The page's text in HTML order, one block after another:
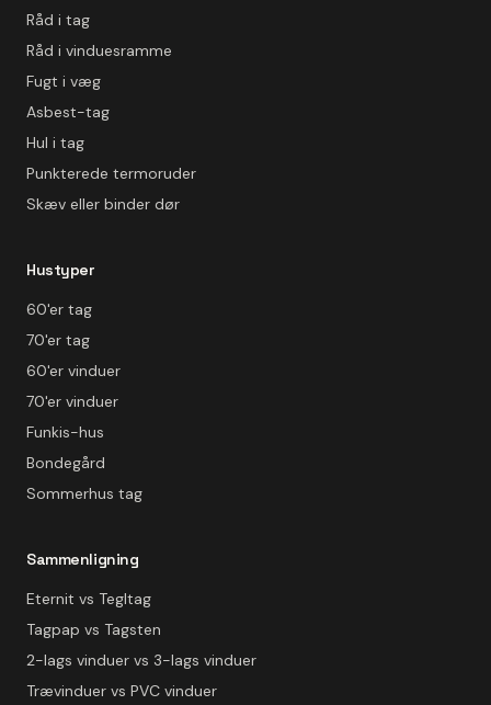
Råd i tag
Råd i vinduesramme
Fugt i væg
Asbest-tag
Hul i tag
Punkterede termoruder
Skæv eller binder dør
Hustyper
60'er tag
70'er tag
60'er vinduer
70'er vinduer
Funkis-hus
Bondegård
Sommerhus tag
Sammenligning
Eternit vs Tegltag
Tagpap vs Tagsten
2-lags vinduer vs 3-lags vinduer
Trævinduer vs PVC vinduer